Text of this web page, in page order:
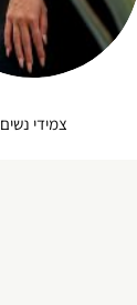
צמידי נשים